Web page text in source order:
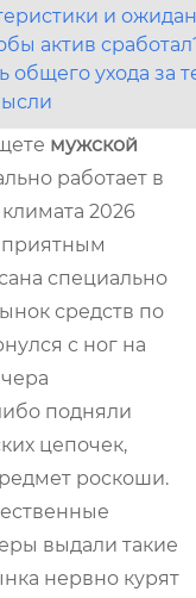
и
актив
общего ухода за
мужской
работает в
2026
приятным
специально
средств по
с ног на
подняли
цепочек,
роскоши.
выдали такие
нервно курят